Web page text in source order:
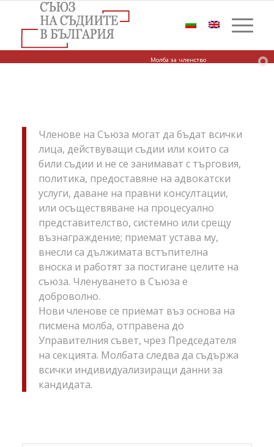
Молба за членство
Членове на Съюза могат да бъдат всички
лица, действуващи съдии или които са
били съдии и не се занимават с търговия,
политика, предоставяне на адвокатски
услуги, даване на правни консултации,
или осъществяване на процесуално
представителство, системно или срещу
възнаграждение; приемат устава му,
внесли са дължимата встъпителна
вноска и работят за постигане целите на
съюза. Членуването в Съюза е
доброволно.
Нови членове се приемат въз основа на
писмена молба, отправена до
Управителния съвет, чрез Председателя
на секцията. Молбата следва да съдържа
всички индивидуализиращи данни за
кандидата.